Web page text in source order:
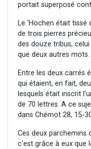
portait superposé
Le 'Hochen était tissé
de trois pierres
des douze tribus,
que deux autres mots.
Entre les deux carrés
qui étaient, en fait,
lesquels était inscrit
de 70 lettres. A ce
dans Chémot 28, 15-
Ces deux parchemins
c'est grâce à eux que